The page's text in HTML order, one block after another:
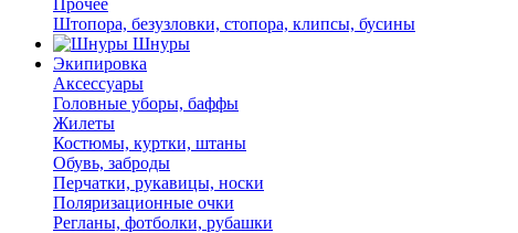
Прочее
Штопора, безузловки, стопора, клипсы, бусины
Шнуры
Экипировка
Аксессуары
Головные уборы, баффы
Жилеты
Костюмы, куртки, штаны
Обувь, заброды
Перчатки, рукавицы, носки
Поляризационные очки
Регланы, фотболки, рубашки